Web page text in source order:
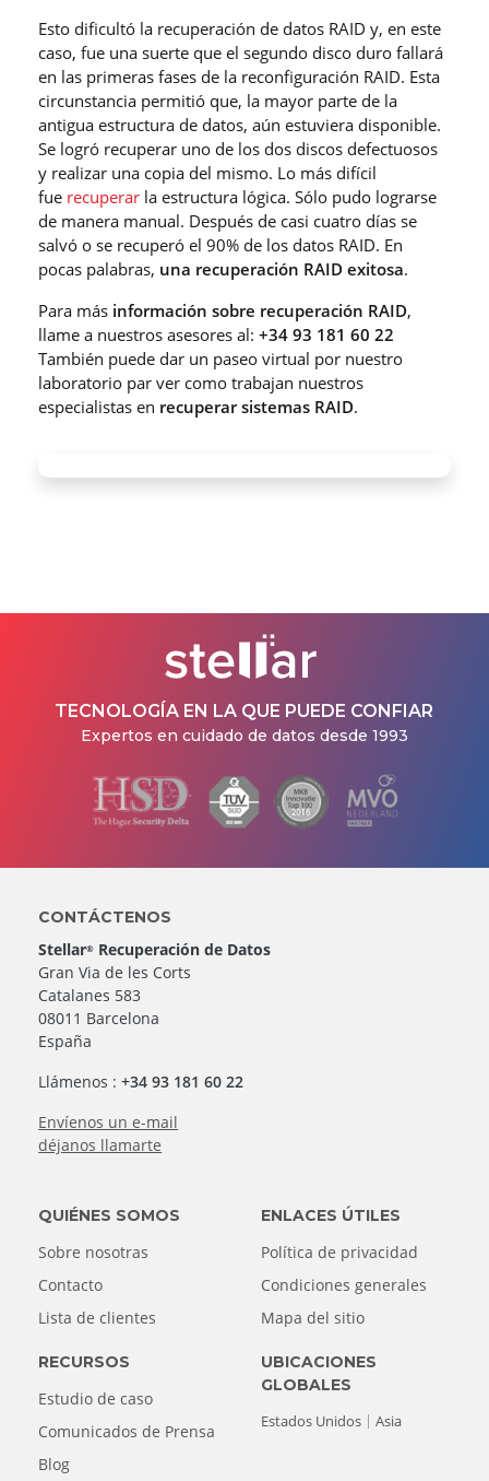
Esto dificultó la recuperación de datos RAID y, en este
caso, fue una suerte que el segundo disco duro fallará
en las primeras fases de la reconfiguración RAID. Esta
circunstancia permitió que, la mayor parte de la
antigua estructura de datos, aún estuviera disponible.
Se logró recuperar uno de los dos discos defectuosos
y realizar una copia del mismo. Lo más difícil
fue recuperar la estructura lógica. Sólo pudo lograrse
de manera manual. Después de casi cuatro días se
salvó o se recuperó el 90% de los datos RAID. En
pocas palabras, una recuperación RAID exitosa.
Para más información sobre recuperación RAID,
llame a nuestros asesores al:+34 93 181 60 22
También puede dar un paseo virtual por nuestro
laboratorio par ver como trabajan nuestros
especialistas en recuperar sistemas RAID.
TECNOLOGÍA EN LA QUE PUEDE CONFIAR
Expertos en cuidado de datos desde 1993
CONTÁCTENOS
Stellar® Recuperación de Datos
Gran Via de les Corts
Catalanes 583
08011 Barcelona
España
Llámenos :+34 93 181 60 22
Envíenos un e-mail
déjanos llamarte
QUIÉNES SOMOS
Sobre nosotras
Contacto
Lista de clientes
ENLACES ÚTILES
Política de privacidad
Condiciones generales
Mapa del sitio
RECURSOS
Estudio de caso
Comunicados de Prensa
Blog
UBICACIONES
GLOBALES
Estados Unidos
Asia